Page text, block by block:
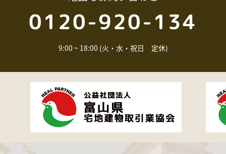
0120-920-134
9:00 ~ 18:00 (火・水・祝日 定休)